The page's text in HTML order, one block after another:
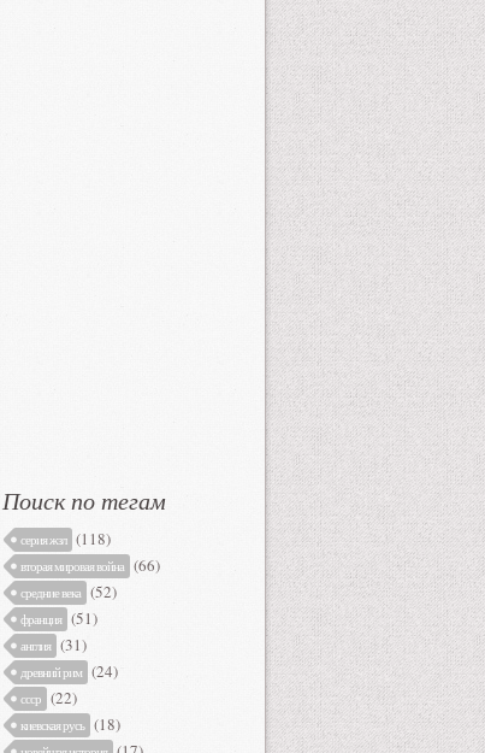
Поиск по тегам
серия жзл (118)
вторая мировая война (66)
средние века (52)
франция (51)
англия (31)
древний рим (24)
ссср (22)
киевская русь (18)